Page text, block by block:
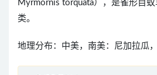
Myrmornis torquata），是雀形目
类。
地理分布：中美，南美：尼加拉瓜